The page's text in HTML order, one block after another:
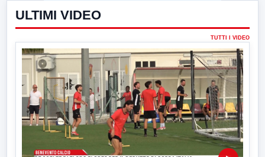
ULTIMI VIDEO
TUTTI I VIDEO